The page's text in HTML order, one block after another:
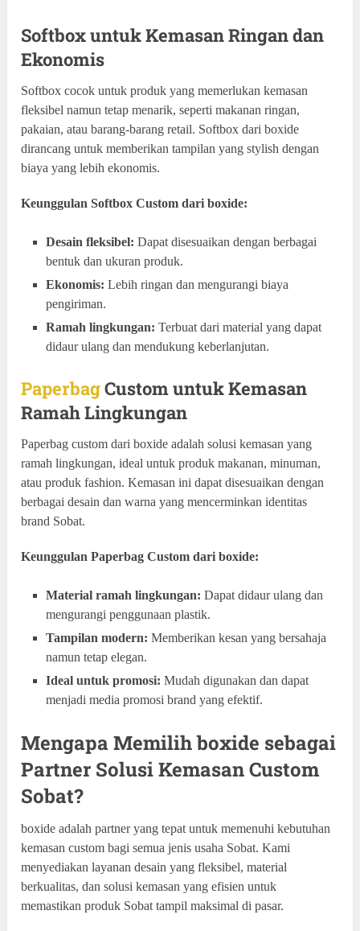
Softbox untuk Kemasan Ringan dan
Ekonomis
Softbox cocok untuk produk yang memerlukan kemasan
fleksibel namun tetap menarik, seperti makanan ringan,
pakaian, atau barang-barang retail. Softbox dari boxide
dirancang untuk memberikan tampilan yang stylish dengan
biaya yang lebih ekonomis.
Keunggulan Softbox Custom dari boxide:
Desain fleksibel: Dapat disesuaikan dengan berbagai
bentuk dan ukuran produk.
Ekonomis: Lebih ringan dan mengurangi biaya
pengiriman.
Ramah lingkungan: Terbuat dari material yang dapat
didaur ulang dan mendukung keberlanjutan.
PaperbagCustom untuk Kemasan
Ramah Lingkungan
Paperbag custom dari boxide adalah solusi kemasan yang
ramah lingkungan, ideal untuk produk makanan, minuman,
atau produk fashion. Kemasan ini dapat disesuaikan dengan
berbagai desain dan warna yang mencerminkan identitas
brand Sobat.
Keunggulan Paperbag Custom dari boxide:
Material ramah lingkungan: Dapat didaur ulang dan
mengurangi penggunaan plastik.
Tampilan modern: Memberikan kesan yang bersahaja
namun tetap elegan.
Ideal untuk promosi: Mudah digunakan dan dapat
menjadi media promosi brand yang efektif.
Mengapa Memilih boxide sebagai
Partner Solusi Kemasan Custom
Sobat?
boxide adalah partner yang tepat untuk memenuhi kebutuhan
kemasan custom bagi semua jenis usaha Sobat. Kami
menyediakan layanan desain yang fleksibel, material
berkualitas, dan solusi kemasan yang efisien untuk
memastikan produk Sobat tampil maksimal di pasar.